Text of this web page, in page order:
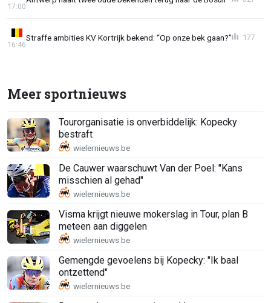
17:00
Straffe ambities KV Kortrijk bekend: “Op onze bek gaan?”
16:46
177
Meer sportnieuws
Tourorganisatie is onverbiddelijk: Kopecky
bestraft
De Cauwer waarschuwt Van der Poel: "Kans
misschien al gehad"
Visma krijgt nieuwe mokerslag in Tour, plan B
meteen aan diggelen
Gemengde gevoelens bij Kopecky: "Ik baal
ontzettend"